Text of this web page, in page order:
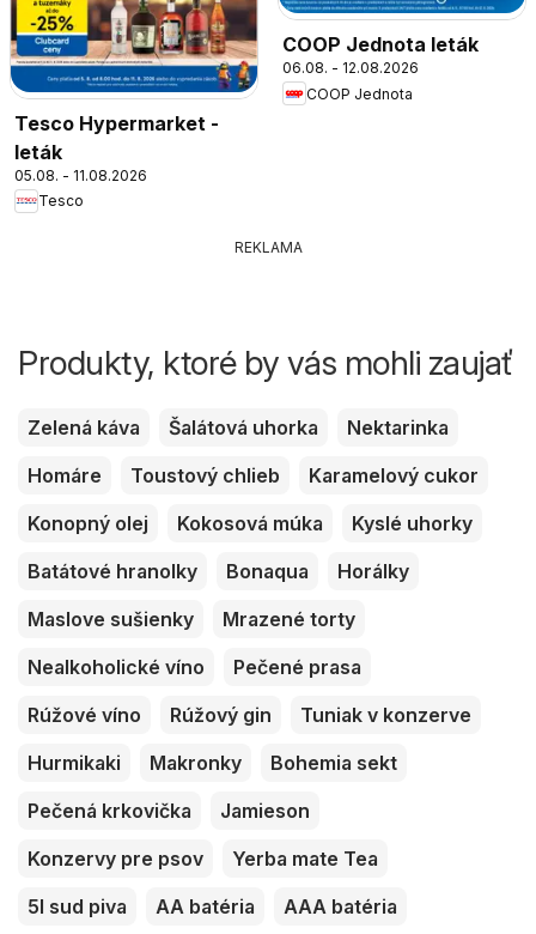
Tesco Hypermarket -
leták
05.08. - 11.08.2026
Tesco
COOP Jednota leták
06.08. - 12.08.2026
COOP Jednota
REKLAMA
Produkty, ktoré by vás mohli zaujať
Zelená káva Šalátová uhorka
Nektarinka
Homáre
Toustový chlieb
Karamelový cukor
Konopný olej
Kokosová múka
Kyslé uhorky
Batátové hranolky
Bonaqua
Horálky
Maslove sušienky
Mrazené torty
Nealkoholické víno
Pečené prasa
Rúžové víno
Rúžový gin
Tuniak v konzerve
Hurmikaki
Makronky
Bohemia sekt
Pečená krkovička
Jamieson
Konzervy pre psov
Yerba mate Tea
5l sud piva
AA batéria
AAA batéria